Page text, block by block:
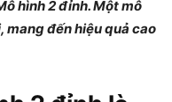
hình 2 đỉnh. Một mô
mang đến hiệu quả cao